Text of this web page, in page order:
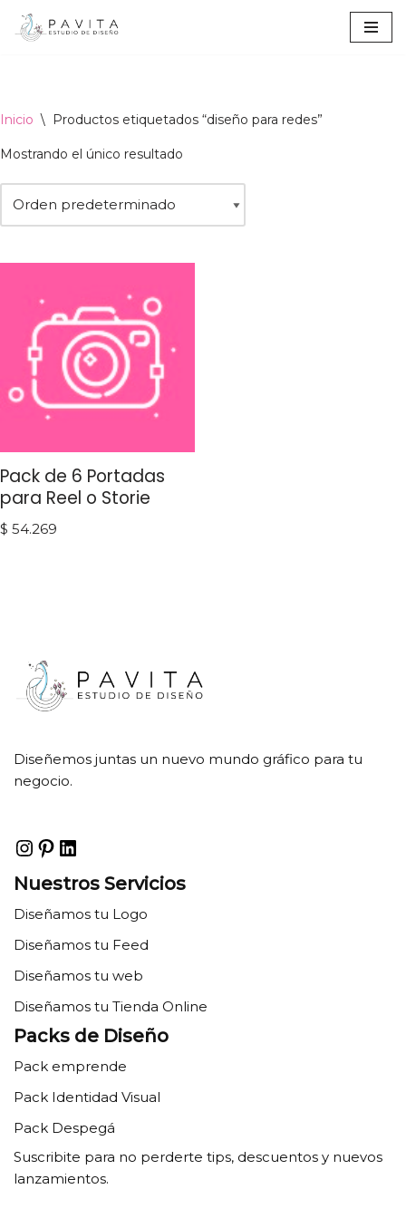
Inicio \ Productos etiquetados “diseño para redes”
Mostrando el único resultado
Pack de 6 Portadas
para Reel o Storie
$ 54.269
Diseñemos juntas un nuevo mundo gráfico para tu
negocio.
Nuestros Servicios
Diseñamos tu Logo
Diseñamos tu Feed
Diseñamos tu web
Diseñamos tu Tienda Online
Packs de Diseño
Pack emprende
Pack Identidad Visual
Pack Despegá
Suscribite para no perderte tips, descuentos y nuevos
lanzamientos.